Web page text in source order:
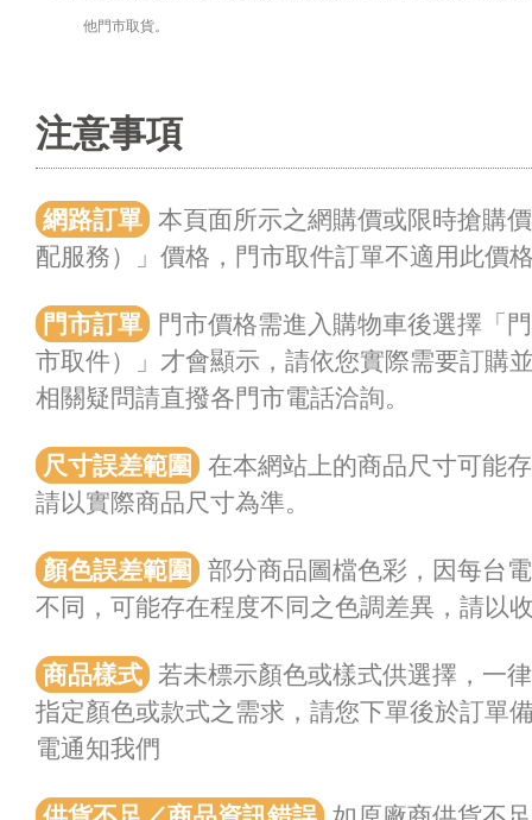
他門市取貨。
注意事項
網路訂單 本頁面所示之網購價或限時搶購
配服務）」價格，門市取件訂單不適用此價
門市訂單
門市價格需進入購物車後選擇「
市取件）」才會顯示，請依您實際需要訂購
相關疑問請直撥各門市電話洽詢。
尺寸誤差範圍
在本網站上的商品尺寸可能
請以實際商品尺寸為準。
顏色誤差範圍
部分商品圖檔色彩，因每台
不同，可能存在程度不同之色調差異，請以
商品樣式
若未標示顏色或樣式供選擇，一
指定顏色或款式之需求，請您下單後於訂單
電通知我們